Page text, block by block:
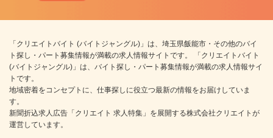
「クリエイトバイト (バイトジャングル)」は、埼玉県飯能市・その他のバイ
ト探し・パート募集情報が満載の求人情報サイトです。 「クリエイトバイト
(バイトジャングル)」は、バイト探し・パート募集情報が満載の求人情報サイ
トです。
地域密着をコンセプトに、仕事探しに役立つ最新の情報をお届けしていま
す。
新聞折込求人広告「クリエイト 求人特集」を展開する株式会社クリエイトが
運営しています。